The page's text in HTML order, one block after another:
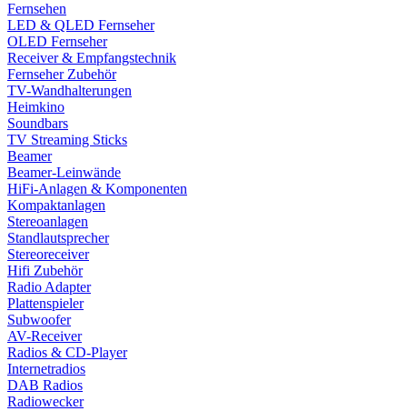
Fernsehen
LED & QLED Fernseher
OLED Fernseher
Receiver & Empfangstechnik
Fernseher Zubehör
TV-Wandhalterungen
Heimkino
Soundbars
TV Streaming Sticks
Beamer
Beamer-Leinwände
HiFi-Anlagen & Komponenten
Kompaktanlagen
Stereoanlagen
Standlautsprecher
Stereoreceiver
Hifi Zubehör
Radio Adapter
Plattenspieler
Subwoofer
AV-Receiver
Radios & CD-Player
Internetradios
DAB Radios
Radiowecker